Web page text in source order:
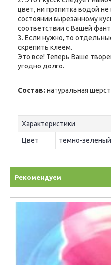
цвет, ни пропитка водой
состоянии вырезанному
соответствии с Вашей
3. Если нужно, то
скрепить клеем.
Это все! Теперь Ваше
угодно долго.
Состав: натуральная
Характеристики
Цвет темно-зеленый
Рекомендуем